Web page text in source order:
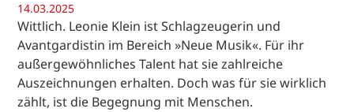
14.03.2025
Wittlich. Leonie Klein ist Schlagzeugerin und
Avantgardistin im Bereich »Neue Musik«. Für ihr
außergewöhnliches Talent hat sie zahlreiche
Auszeichnungen erhalten. Doch was für sie wirklich
zählt, ist die Begegnung mit Menschen.